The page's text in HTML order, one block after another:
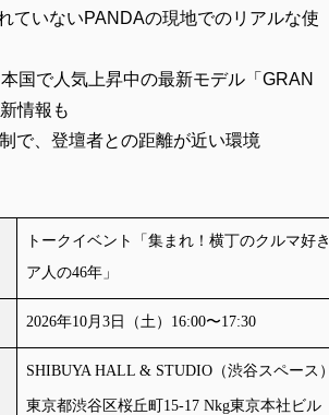
ていないPANDAの現地でのリアルな使
国で人気上昇中の最新モデル「GRAN
情報も
で、登壇者との距離が近い環境
トークイベント「集まれ！横丁のクルマ
ア人の46年」
2026年10月 3日（土） 16:00〜17:30
SHIBUYA HALL & STUDIO（渋谷スペース
東京都渋谷区桜丘町 15-17 Nkg東京本社ビル